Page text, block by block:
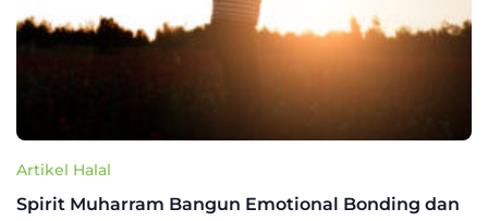
Artikel Halal
Spirit Muharram Bangun Emotional Bonding dan